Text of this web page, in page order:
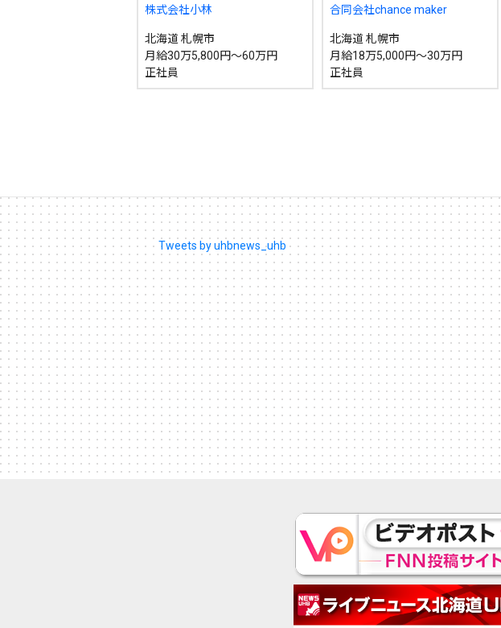
株式会社小林
北海道 札幌市
月給30万5,800円～60万円
正社員
合同会社chance maker
北海道 札幌市
月給18万5,000円～30万円
正社員
Tweets by uhbnews_uhb